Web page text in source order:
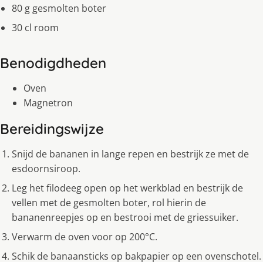
80 g gesmolten boter
30 cl room
Benodigdheden
Oven
Magnetron
Bereidingswijze
Snijd de bananen in lange repen en bestrijk ze met de
esdoornsiroop.
Leg het filodeeg open op het werkblad en bestrijk de
vellen met de gesmolten boter, rol hierin de
bananenreepjes op en bestrooi met de griessuiker.
Verwarm de oven voor op 200°C.
Schik de banaansticks op bakpapier op een ovenschotel.